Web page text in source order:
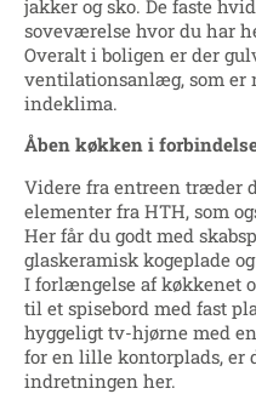
jakker og sko. De faste
soveværelse hvor du har
Overalt i boligen er der
ventilationsanlæg, som er
indeklima.
Åben køkken i
Videre fra entreen træder
elementer fra HTH, som
Her får du godt med
glaskeramisk kogeplade
I forlængelse af køkkenet
til et spisebord med fast
hyggeligt tv-hjørne med
for en lille kontorplads, er
indretningen her.